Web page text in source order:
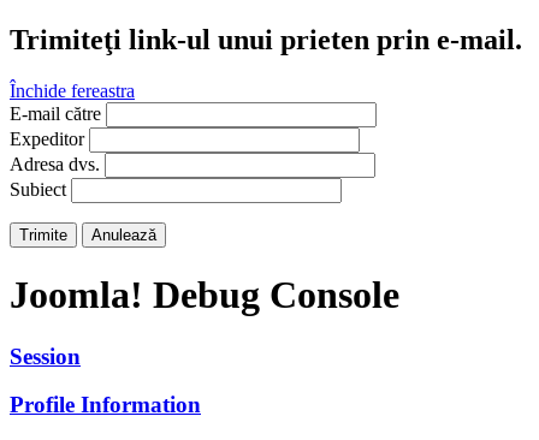
Trimiteţi link-ul unui prieten prin e-mail.
Închide fereastra
E-mail către
Expeditor
Adresa dvs.
Subiect
Trimite Anulează
Joomla! Debug Console
Session
Profile Information